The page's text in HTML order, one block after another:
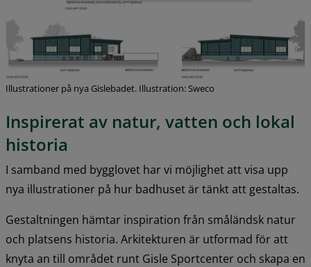
Illustrationer på nya Gislebadet. Illustration: Sweco
Inspirerat av natur, vatten och lokal
historia
I samband med bygglovet har vi möjlighet att visa upp
nya illustrationer på hur badhuset är tänkt att gestaltas.
Gestaltningen hämtar inspiration från småländsk natur
och platsens historia. Arkitekturen är utformad för att
knyta an till området runt Gisle Sportcenter och skapa en